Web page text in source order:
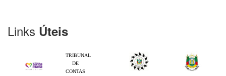
Links Úteis
TRIBUNAL
DE
CONTAS